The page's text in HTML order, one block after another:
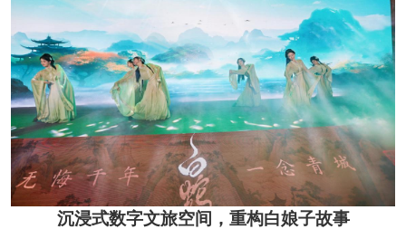
沉浸式数字文旅空间，重构白娘子故事